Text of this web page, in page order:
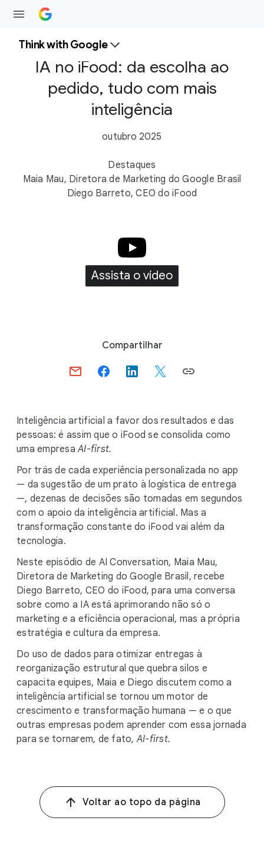
Think with Google
IA no iFood: da escolha ao
pedido, tudo com mais
inteligência
outubro 2025
Destaques
Maia Mau, Diretora de Marketing do Google Brasil
Diego Barreto, CEO do iFood
Assista o vídeo
l
M
o
u
l
e
Compartilhar
Inteligência artificial a favor dos resultados e das
pessoas: é assim que o iFood se consolida como
uma empresaAI-first.
Por trás de cada experiência personalizada no app
— da sugestão de um prato à logística de entrega
—, dezenas de decisões são tomadas em segundos
com o apoio da inteligência artificial. Mas a
transformação constante do iFood vai além da
tecnologia.
Neste episódio de AI Conversation, Maia Mau,
Diretora de Marketing do Google Brasil, recebe
Diego Barreto, CEO do iFood, para uma conversa
sobre como a IA está aprimorando não só o
marketing e a eficiência operacional, mas a própria
estratégia e cultura da empresa.
Do uso de dados para otimizar entregas à
reorganização estrutural que quebra silos e
capacita equipes, Maia e Diego discutem como a
inteligência artificial se tornou um motor de
crescimento e transformação humana — e o que
outras empresas podem aprender com essa jornada
para se tornarem, de fato,AI-first.
Voltar ao topo da página